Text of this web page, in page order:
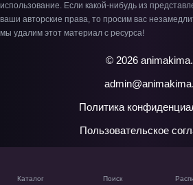
Каталог Поиск
использование. Если какой-нибудь из
ваши авторские права, то просим вас
мы удалим этот материал с ресурса!
© 2026
Политика
Пользовательское